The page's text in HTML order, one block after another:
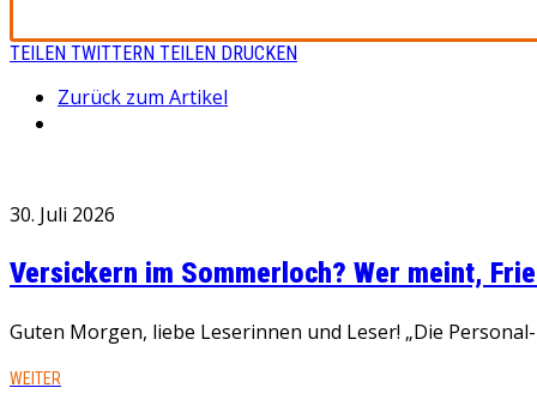
TEILEN TWITTERN TEILEN DRUCKEN
Zurück zum Artikel
30. Juli 2026
Versickern im Sommerloch? Wer meint,
Guten Morgen, liebe Leserinnen und Leser! „Die
WEITER